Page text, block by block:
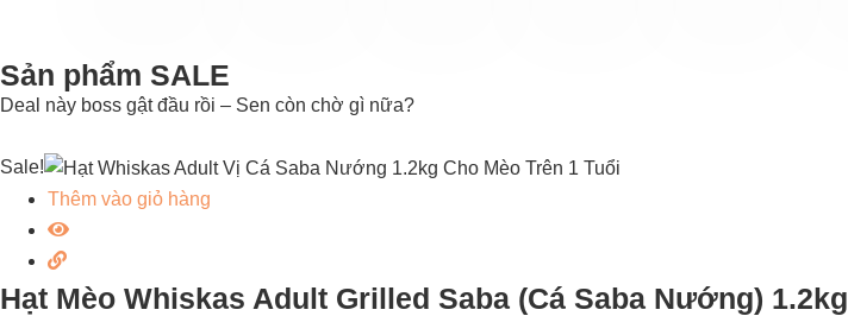
Sản phẩm SALE
Deal này boss gật đầu rồi – Sen còn chờ gì nữa?
Sale!
Thêm vào giỏ hàng
Hạt Mèo Whiskas Adult Grilled Saba (Cá Saba Nướng) 1.2kg